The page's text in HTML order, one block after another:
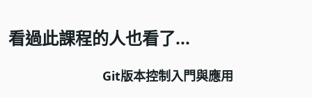
看過此課程的人也看了...
Git版本控制入門與應用